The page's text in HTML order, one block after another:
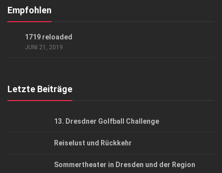
Kontakt, Impressum
Empfohlen
1719 reloaded
JUNI 21, 2019
Letzte Beiträge
13. Dresdner Golfball Challenge
Reiselust und Rückkehr
Sommertheater in Dresden und der Region